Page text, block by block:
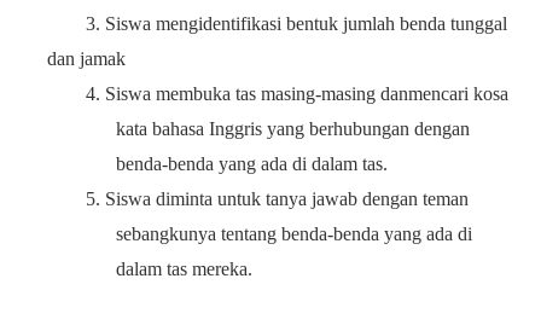
3. Siswa mengidentifikasi bentuk jumlah benda tunggal
dan jamak
4. Siswa membuka tas masing-masing danmencari kosa
kata bahasa Inggris yang berhubungan dengan
benda-benda yang ada di dalam tas.
5. Siswa diminta untuktanya jawab dengan teman
sebangkunya tentang benda-benda yang ada di
dalam tas mereka.